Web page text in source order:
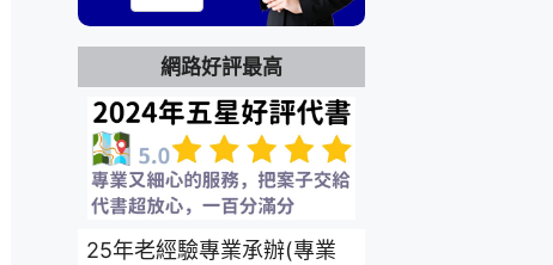
網路好評最高
25年老經驗專業承辦(專業